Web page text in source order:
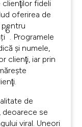
fideli
oferirea de
6
. Programele
şi numele,
clienţi, iar prin
de
se
viral. Uneori